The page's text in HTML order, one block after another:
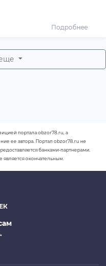
Подробнее
портала obzor78.ru, а
ее автора. Портал obzor78.ru не
банками-партнерами.
является окончательным.